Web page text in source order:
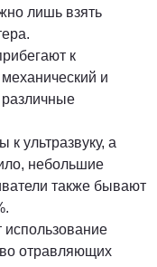
лишь взять
к
и
к ультразвуку, а
небольшие
также бывают
отравляющих